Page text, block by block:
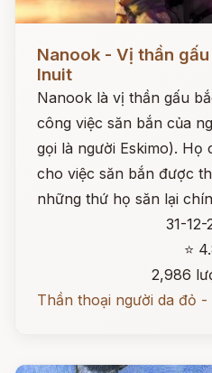
Nanook - Vị thần
Inuit
Nanook là vị thần gấu
công việc săn bắn của
gọi là người Eskimo).
cho việc săn bắn được
những thứ họ săn lại
31-12-
⭐
2,986
Thần thoại người da đỏ